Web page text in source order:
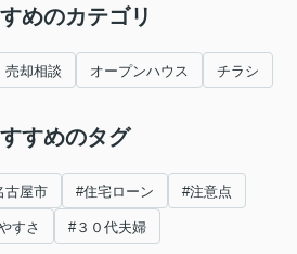
めのカテゴリ
売却相談 オープンハウス チラシ
すめのタグ
古屋市 #住宅ローン #注意点
すさ #３０代夫婦